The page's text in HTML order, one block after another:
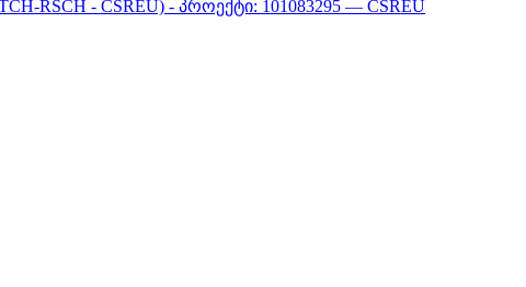
RSCH - CSREU) - პროექტი: 101083295 — CSREU